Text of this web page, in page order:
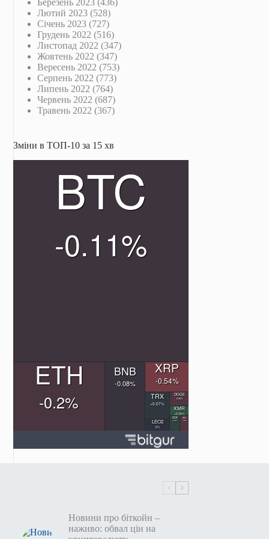
Березень 2023 (436)
Лютий 2023 (528)
Січень 2023 (727)
Грудень 2022 (516)
Листопад 2022 (347)
Жовтень 2022 (347)
Вересень 2022 (753)
Серпень 2022 (773)
Липень 2022 (764)
Червень 2022 (687)
Травень 2022 (367)
Зміни в ТОП-10 за 15 хв
Новини про біткойн –
наживо: обвал цін на